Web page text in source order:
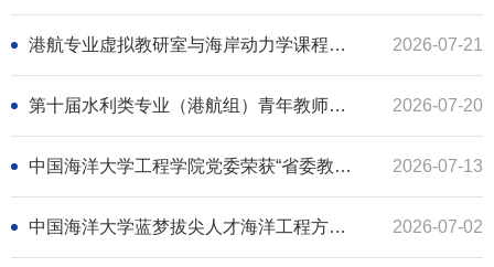
港航专业虚拟教研室与海岸动力学课程虚拟教研室成功举办联合教学研讨会 2026-07-21
第十届水利类专业（港航组）青年教师讲课竞赛在中国海洋大学成功举办 2026-07-20
中国海洋大学工程学院党委荣获“省委教育工委先进基层党组织”称号 2026-07-13
中国海洋大学蓝梦拔尖人才海洋工程方向培养方案研讨会举行 2026-07-02